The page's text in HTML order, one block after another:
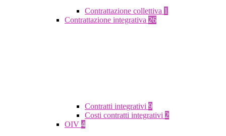
Contrattazione collettiva 1
Contrattazione integrativa 26
Contratti integrativi 9
Costi contratti integrativi 2
OIV 4